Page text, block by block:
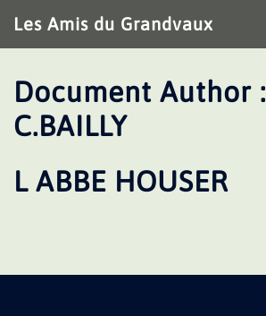
au
contenu
Les Amis du Grandvaux
Document Author :
C.BAILLY
L ABBE HOUSER